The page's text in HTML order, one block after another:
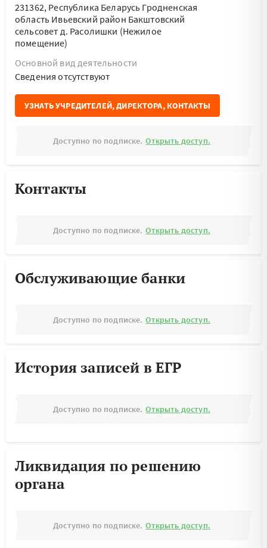
231362, Республика Беларусь Гродненская
область Ивьевский район Бакштовский
сельсовет д. Расолишки (Нежилое
помещение)
Основной вид деятельности
Cведения отсутствуют
УЗНАТЬ УЧРЕДИТЕЛЕЙ, ДИРЕКТОРА, КОНТАКТЫ
Доступно по подписке. Открыть доступ.
Контакты
Доступно по подписке. Открыть доступ.
Обслуживающие банки
Доступно по подписке. Открыть доступ.
История записей в ЕГР
Доступно по подписке. Открыть доступ.
Ликвидация по решению
органа
Доступно по подписке. Открыть доступ.